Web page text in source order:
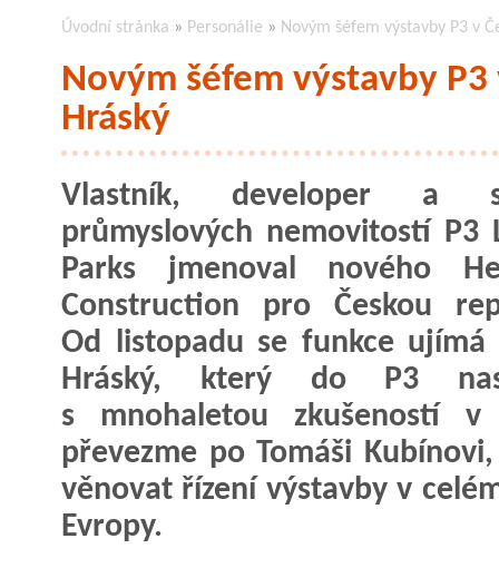
Úvodní stránka » Personálie » Novým šéfem výstavby P3 v
Novým šéfem výstavby
Hráský
Vlastník, developer a
průmyslových nemovitostí P3
Parks jmenoval nového
Construction pro Českou
Od listopadu se funkce ujímá
Hráský, který do P3
s mnohaletou zkušeností v
převezme po Tomáši
věnovat řízení výstavby v
Evropy.